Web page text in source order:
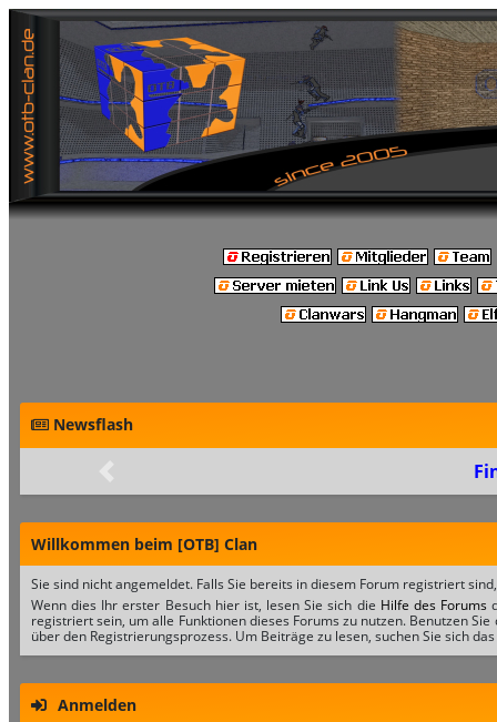
Newsflash
Willkommen beim [OTB] Clan
Sie sind nicht angemeldet. Falls Sie bereits in diesem Forum registriert
Wenn dies Ihr erster Besuch hier ist, lesen Sie sich die Hilfe des Forums
registriert sein, um alle Funktionen dieses Forums zu nutzen. Benutzen
über den Registrierungsprozess. Um Beiträge zu lesen, suchen Sie sich
Anmelden